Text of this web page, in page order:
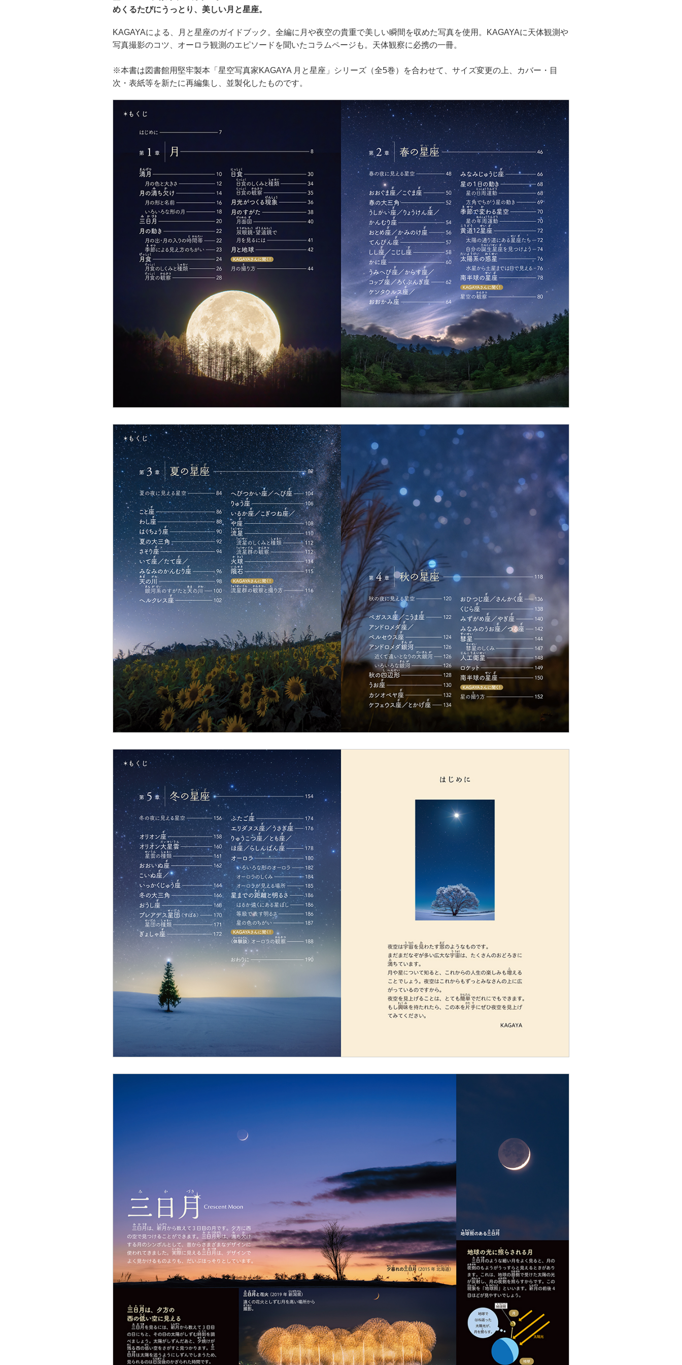
めくるたびにうっとり、美しい月と星座。
KAGAYAによる、月と星座のガイドブック。全編に月や夜空の貴重で美しい瞬間を収めた写真を使用。KAGAYAに天体観測や
写真撮影のコツ、オーロラ観測のエピソードを聞いたコラムページも。天体観察に必携の一冊。
※本書は図書館用堅牢製本「星空写真家KAGAYA 月と星座」シリーズ（全5巻）を合わせて、サイズ変更の上、カバー・目
次・表紙等を新たに再編集し、並製化したものです。